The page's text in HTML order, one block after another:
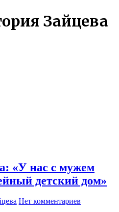
Зайцева
«У нас с мужем
детский дом»
Нет комментариев